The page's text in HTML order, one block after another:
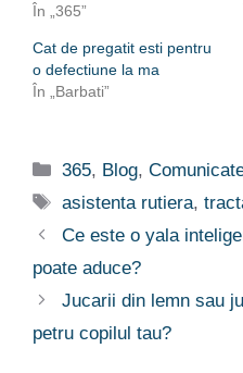
În „365”
Cat de pregatit esti pentru
o defectiune la ma
În „Barbati”
Categorii
365, Blog,
Etichete
asistenta rutiera,
Ce este o yala
poate aduce?
Jucarii din lemn sau
petru copilul tau?